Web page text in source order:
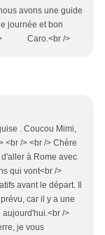
avons une guide
journée et bon
/> Caro.<br />
. Coucou Mimi,
<br /> <br /> Chère
à Rome avec
qui vont<br />
avant le départ. Il
car il y a une
/>
je vous